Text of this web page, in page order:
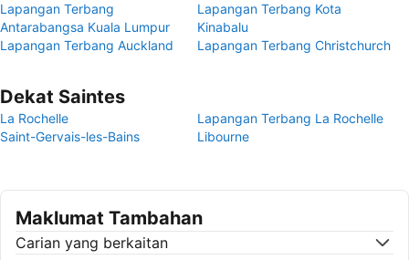
Lapangan Terbang
Antarabangsa Kuala Lumpur
Lapangan Terbang Kota
Kinabalu
Lapangan Terbang Auckland
Lapangan Terbang Christchurch
Dekat Saintes
La Rochelle
Lapangan Terbang La Rochelle
Saint-Gervais-les-Bains
Libourne
Maklumat Tambahan
Carian yang berkaitan